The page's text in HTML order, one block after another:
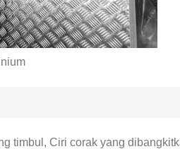
timbul, Ciri corak yang